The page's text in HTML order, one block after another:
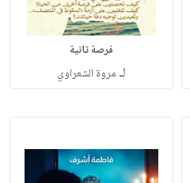
فرصة تانية
لـ مروة الشعراوي